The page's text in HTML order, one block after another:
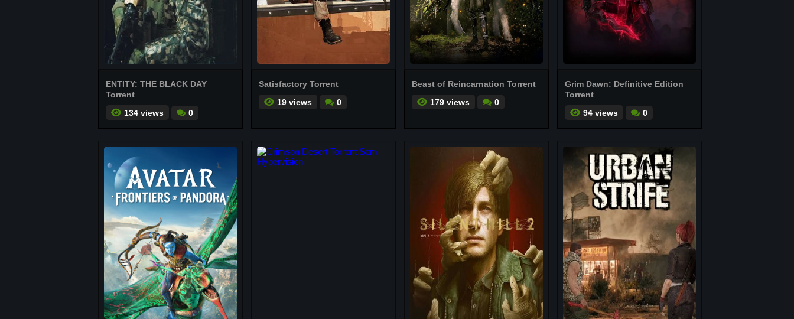
ENTITY: THE BLACK DAY
Torrent
134 views
0
Satisfactory Torrent
19 views
0
Beast of Reincarnation Torrent
179 views
0
Grim Dawn: Definitive Edition
Torrent
94 views
0